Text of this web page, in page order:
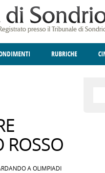
RUBRICHE
ROSSO
A OLIMPIADI